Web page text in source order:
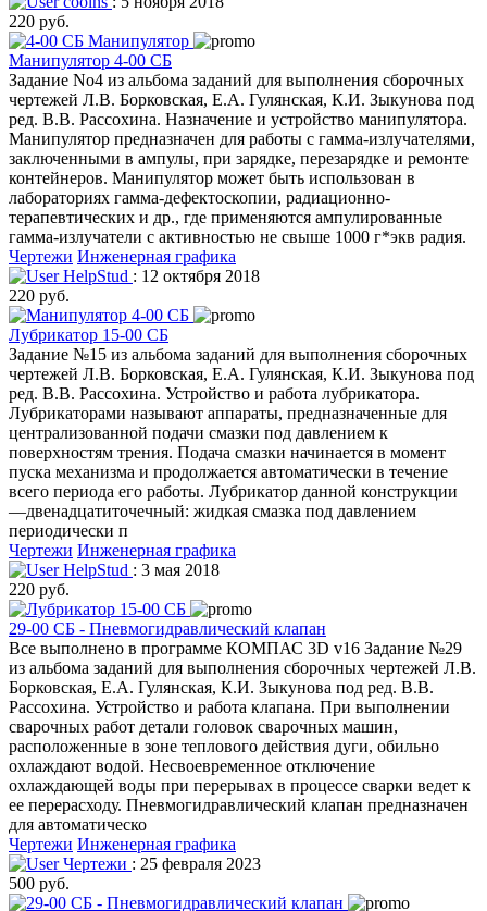
220 руб.
Манипулятор 4-00 СБ
Задание No4 из альбома заданий для выполнения сборочных
чертежей Л.В. Борковская, Е.А. Гулянская, К.И. Зыкунова под
ред. В.В. Рассохина. Назначение и устройство манипулятора.
Манипулятор предназначен для работы с гамма-излучателями,
заключенными в ампулы, при зарядке, перезарядке и ремонте
контейнеров. Манипулятор может быть использован в
лабораториях гамма-дефектоскопии, радиационно-
терапевтических и др., где применяются ампулированные
гамма-излучатели с активностью не свыше 1000 г*экв радия.
Чертежи Инженерная графика
HelpStud : 12 октября 2018
220 руб.
Лубрикатор 15-00 СБ
Задание №15 из альбома заданий для выполнения сборочных
чертежей Л.В. Борковская, Е.А. Гулянская, К.И. Зыкунова под
ред. В.В. Рассохина. Устройство и работа лубрикатора.
Лубрикаторами называют аппараты, предназначенные для
централизованной подачи смазки под давлением к
поверхностям трения. Подача смазки начинается в момент
пуска механизма и продолжается автоматически в течение
всего периода его работы. Лубрикатор данной конструкции
—двенадцатиточечный: жидкая смазка под давлением
периодически п
Чертежи Инженерная графика
HelpStud : 3 мая 2018
220 руб.
29-00 СБ - Пневмогидравлический клапан
Все выполнено в программе КОМПАС 3D v16 Задание №29
из альбома заданий для выполнения сборочных чертежей Л.В.
Борковская, Е.А. Гулянская, К.И. Зыкунова под ред. В.В.
Рассохина. Устройство и работа клапана. При выполнении
сварочных работ детали головок сварочных машин,
расположенные в зоне теплового действия дуги, обильно
охлаждают водой. Несвоевременное отключение
охлаждающей воды при перерывах в процессе сварки ведет к
ее перерасходу. Пневмогидравлический клапан предназначен
для автоматическо
Чертежи Инженерная графика
Чертежи : 25 февраля 2023
500 руб.